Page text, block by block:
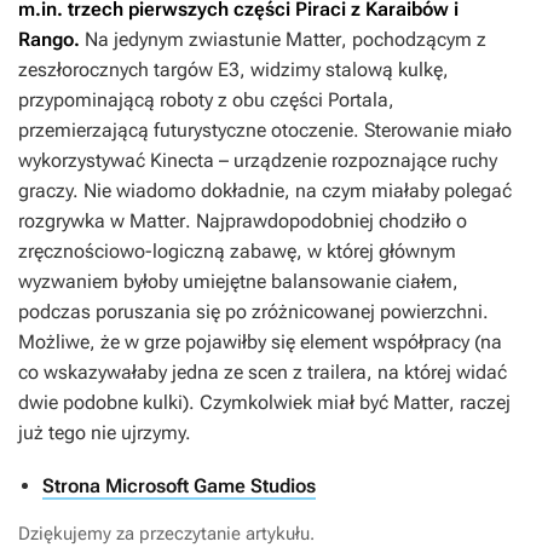
m.in. trzech pierwszych części Piraci z Karaibów i
Rango. Na jedynym zwiastunie Matter, pochodzącym z
zeszłorocznych targów E3, widzimy stalową kulkę,
przypominającą roboty z obu części Portala,
przemierzającą futurystyczne otoczenie. Sterowanie miało
wykorzystywać Kinecta – urządzenie rozpoznające ruchy
graczy. Nie wiadomo dokładnie, na czym miałaby polegać
rozgrywka w Matter. Najprawdopodobniej chodziło o
zręcznościowo-logiczną zabawę, w której głównym
wyzwaniem byłoby umiejętne balansowanie ciałem,
podczas poruszania się po zróżnicowanej powierzchni.
Możliwe, że w grze pojawiłby się element współpracy (na
co wskazywałaby jedna ze scen z trailera, na której widać
dwie podobne kulki). Czymkolwiek miał być Matter, raczej
już tego nie ujrzymy.
Strona Microsoft Game Studios
Dziękujemy za przeczytanie artykułu.